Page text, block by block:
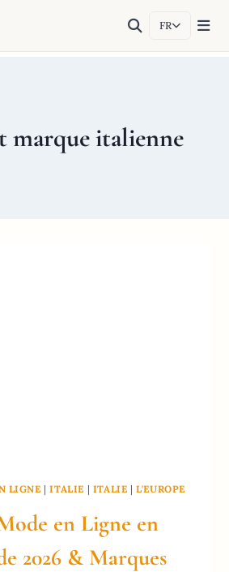
FR
marque italienne
LIGNE |ITALIE | ITALIE |L'EUROPE
en Ligne en
2026 & Marques